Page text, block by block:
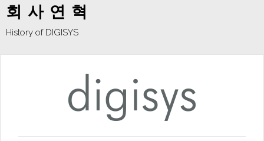
회사연혁
History of DIGISYS